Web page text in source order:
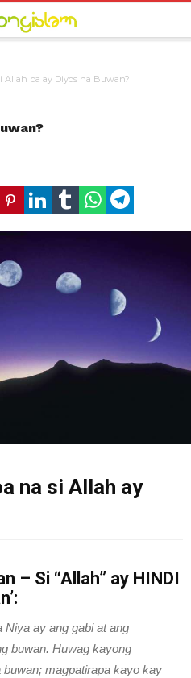
Allah ba ay Diyos na Buwan?
na si Allah ay
– Si “Allah” ay HINDI
Niya ay ang gabi at ang
buwan. Huwag kayong
magpatirapa kayo kay